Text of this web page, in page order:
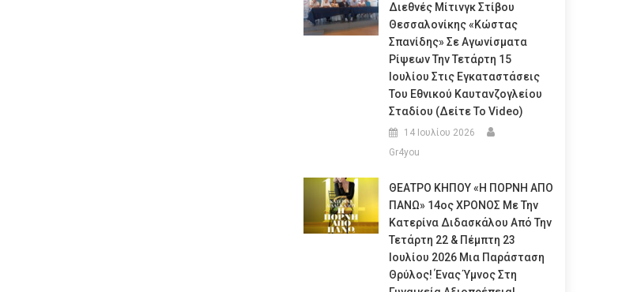
Διεθνές Μίτινγκ Στίβου
Θεσσαλονίκης «Κώστας
Σπανίδης» Σε Αγωνίσματα
Ρίψεων Την Τετάρτη 15
Ιουλίου Στις Εγκαταστάσεις
Του Εθνικού Καυτανζογλείου
Σταδίου (Δείτε Το Video)
14 Ιουλίου 2026
Gr4you
ΘΕΑΤΡΟ ΚΗΠΟΥ «Η ΠΟΡΝΗ ΑΠΟ
ΠΑΝΩ» 14ος ΧΡΟΝΟΣ Με Την
Κατερίνα Διδασκάλου Από Την
Τετάρτη 22 & Πέμπτη 23
Ιουλίου 2026 Μια Παράσταση
Θρύλος! Ένας Ύμνος Στη